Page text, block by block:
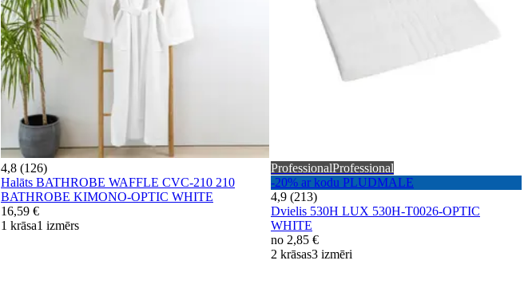
4,8 (126)
Halāts BATHROBE WAFFLE CVC-210 210
BATHROBE KIMONO-OPTIC WHITE
16,59 €
1 krāsa1 izmērs
ProfessionalProfessional
-20% ar kodu PLUDMALE
4,9 (213)
Dvielis 530H LUX 530H-T0026-OPTIC
WHITE
no 2,85 €
2 krāsas3 izmēri